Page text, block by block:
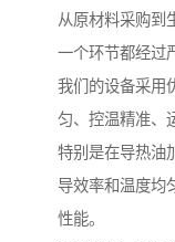
从原材料采购到
一个环节都经过
我们的设备采用
匀、控温精准、
特别是在导热油
导效率和温度均
性能。